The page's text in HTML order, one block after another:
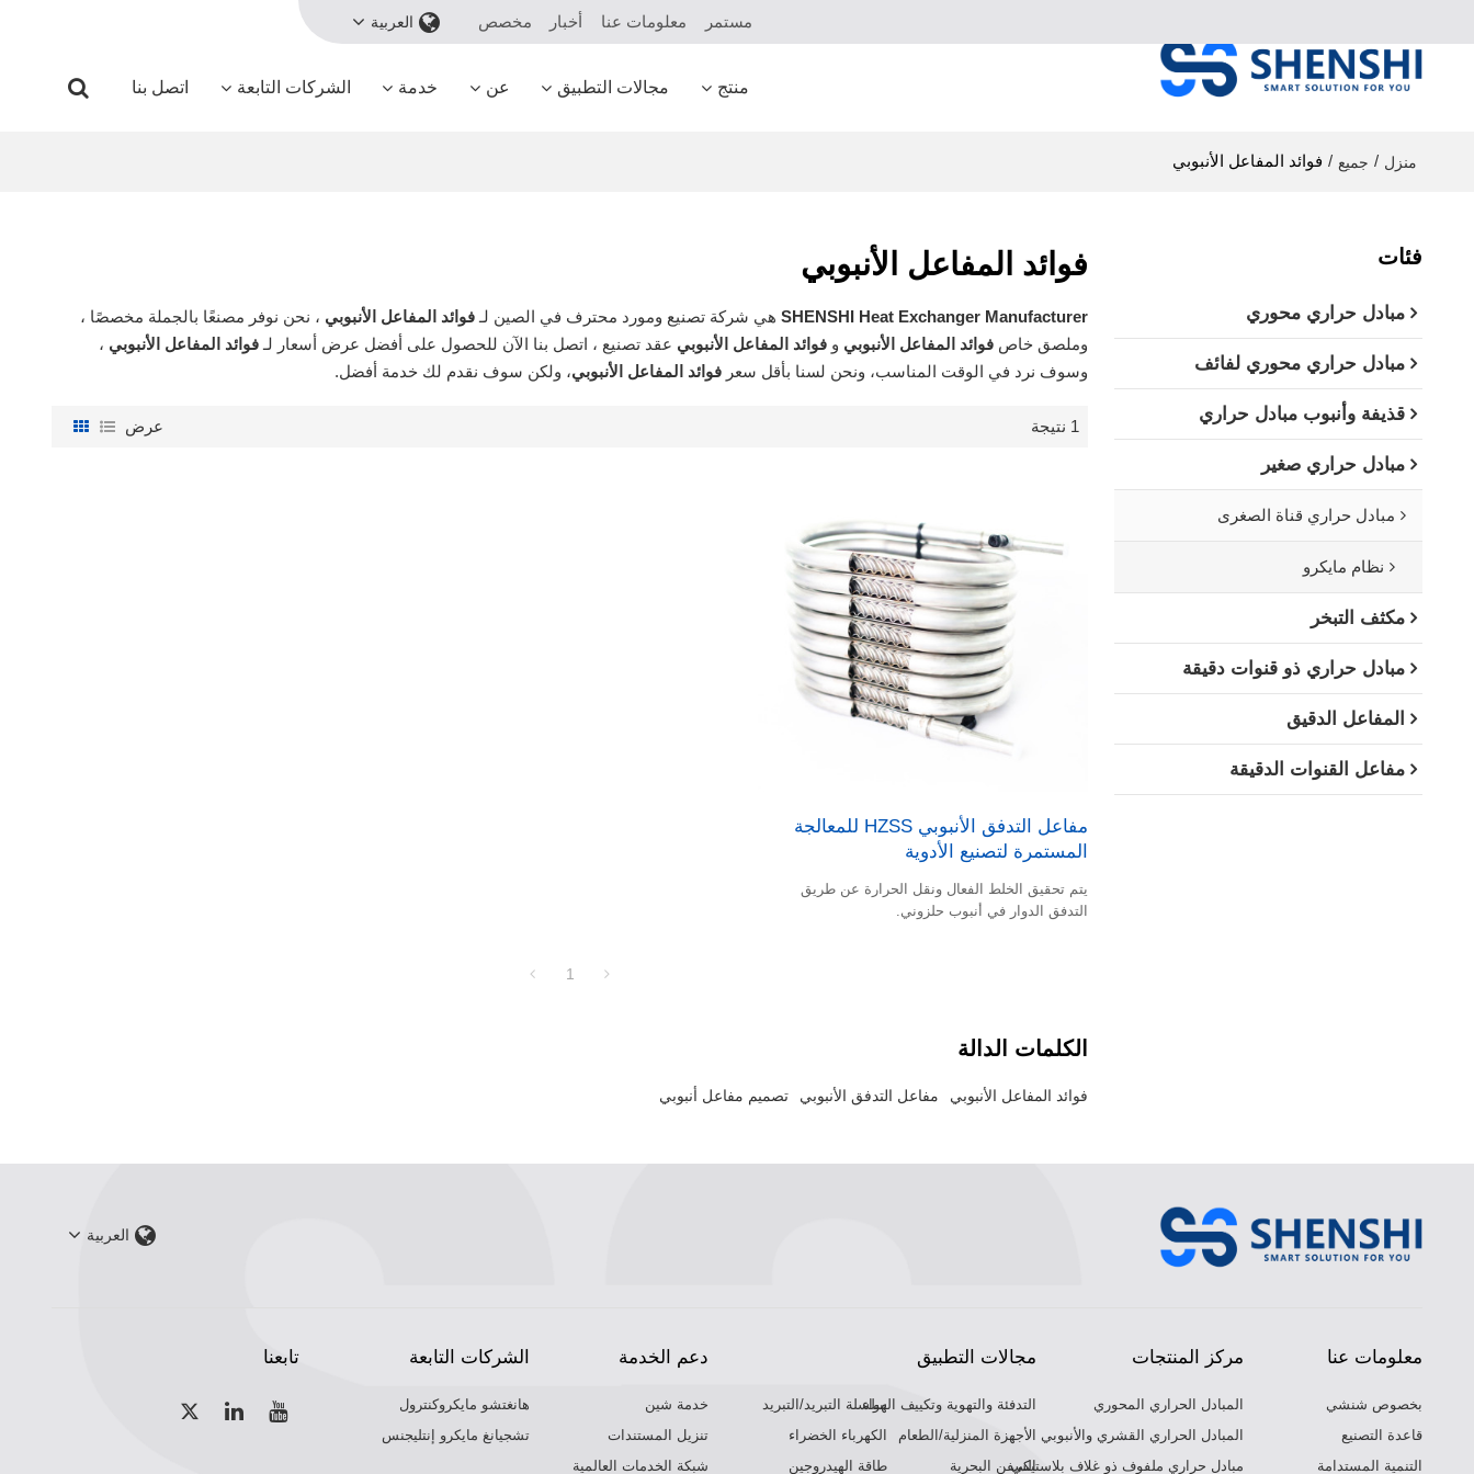
مستمر معلومات عنا أخبار مخصص العربية
منتج مجالات التطبيق عن خدمة الشركات التابعة اتصل بنا
منزل / جميع / فوائد المفاعل الأنبوبي
فوائد المفاعل الأنبوبي
SHENSHI Heat Exchanger Manufacturer​هي شركة تصنيع ومورد محترف في الصين لـ فوائد المفاعل الأنبوبي ، نحن نوفر مصنعًا بالجملة مخصصًا ،
وملصق خاص فوائد المفاعل الأنبوبي و فوائد المفاعل الأنبوبي عقد تصنيع ، اتصل بنا الآن للحصول على أفضل عرض أسعار لـ فوائد المفاعل الأنبوبي ،
وسوف نرد في الوقت المناسب، ونحن لسنا بأقل سعر فوائد المفاعل الأنبوبي، ولكن سوف نقدم لك خدمة أفضل.
1 نتيجة عرض
مفاعل التدفق الأنبوبي HZSS للمعالجة
المستمرة لتصنيع الأدوية
يتم تحقيق الخلط الفعال ونقل الحرارة عن طريق
التدفق الدوار في أنبوب حلزوني.
1
الكلمات الدالة
فوائد المفاعل الأنبوبي مفاعل التدفق الأنبوبي تصميم مفاعل أنبوبي
فئات
مبادل حراري محوري
مبادل حراري محوري لفائف
قذيفة وأنبوب مبادل حراري
مبادل حراري صغير
مبادل حراري قناة الصغرى
نظام مايكرو
مكثف التبخر
مبادل حراري ذو قنوات دقيقة
المفاعل الدقيق
مفاعل القنوات الدقيقة
العربية
معلومات عنا
بخصوص شنشي
قاعدة التصنيع
التنمية المستدامة
مركز المنتجات
المبادل الحراري المحوري
المبادل الحراري القشري والأنبوبي
مبادل حراري ملفوف ذو غلاف بلاستيكي
مجالات التطبيق
التدفئة والتهوية وتكييف الهواءسلسلة التبريد/التبريد
الأجهزة المنزلية/الطعام
الكهرباء الخضراء
السفن البحرية
طاقة الهيدروجين
دعم الخدمة
خدمة شين
تنزيل المستندات
شبكة الخدمات العالمية
الشركات التابعة
هانغتشو مايكروكنترول
تشجيانغ مايكرو إنتليجنس
تابعنا